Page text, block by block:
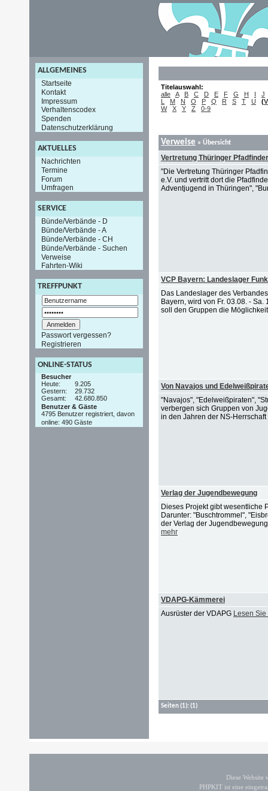
ALLGEMEINES
Startseite
Kontakt
Impressum
Verhaltenscodex
Spenden
Datenschutzerklärung
AKTUELLES
Nachrichten
Termine
Forum
Umfragen
SERVICE
Bünde/Verbände - D
Bünde/Verbände - A
Bünde/Verbände - CH
Bünde/Verbände - Suchen
Verweise
Fahrten-Wiki
TREFFPUNKT
Passwort vergessen?
Registrieren
ONLINE-STATUS
Besucher
Heute:
9.205
Gestern:
29.732
Gesamt:
42.680.850
Benutzer & Gäste
4795 Benutzer registriert, davon
online: 490 Gäste
Titelauswahl:
alle
A B C D E F G H I
J
L
M N O P Q R S T U (V
W
X Y Z 0-9
Verweise » Übersicht
Vertretung Thüringer
"Die Vertretung Thüringer
e.V. und vertritt dort die
Adventjugend in Thüringen",
VCP Bayern: Landeslager
Das Landeslager des
Bayern, wird von Fr. 03.08. -
soll den Gruppen die
Von Navajos und
"Navajos", "Edelweißpiraten",
verbergen sich Gruppen von
in den Jahren der NS-
Verlag der Jugendbewegung
Dieses Projekt gibt wesentliche
Darunter: "Buschtrommel",
der Verlag der
mehr
VDAPG-Kämmerei
Ausrüster der VDAPG Lesen Sie
Seiten(1): (1)
Diese
PHPKIT ist eine